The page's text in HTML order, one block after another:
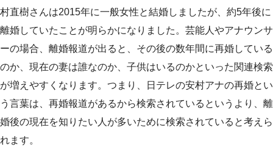
村直樹さんは2015年に一般女性と結婚しましたが、約5年後に
離婚していたことが明らかになりました。芸能人やアナウンサ
ーの場合、離婚報道が出ると、その後の数年間に再婚している
のか、現在の妻は誰なのか、子供はいるのかといった関連検索
が増えやすくなります。つまり、日テレの安村アナの再婚とい
う言葉は、再婚報道があるから検索されているというより、離
婚後の現在を知りたい人が多いために検索されていると考えら
れます。